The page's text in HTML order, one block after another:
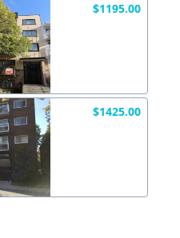
$1195.00
$1425.00